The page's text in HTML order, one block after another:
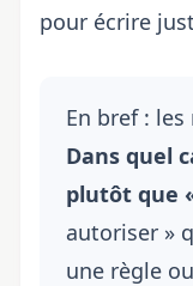
pour écrire
En bref :
Dans quel
plutôt que
autoriser »
une règle